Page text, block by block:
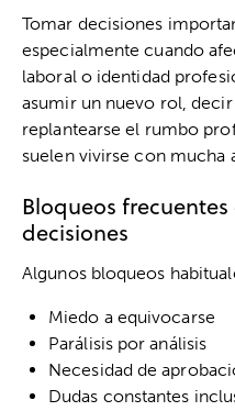
Tomar decisiones
especialmente cuando
laboral o identidad
asumir un nuevo rol,
replantearse el rumbo
suelen vivirse con mucha
Bloqueos
decisiones
Algunos bloqueos
Miedo a equivocarse
Parálisis por análisis
Necesidad de
Dudas constantes